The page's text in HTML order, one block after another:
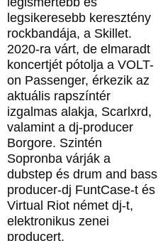
legsikeresebb keresztény
rockbandája, a Skillet.
2020-ra várt, de elmaradt
koncertjét pótolja a VOLT-
on Passenger, érkezik az
aktuális rapszíntér
izgalmas alakja, Scarlxrd,
valamint a dj-producer
Borgore. Szintén
Sopronba várják a
dubstep és drum and bass
producer-dj FuntCase-t és
Virtual Riot német dj-t,
elektronikus zenei
producert.